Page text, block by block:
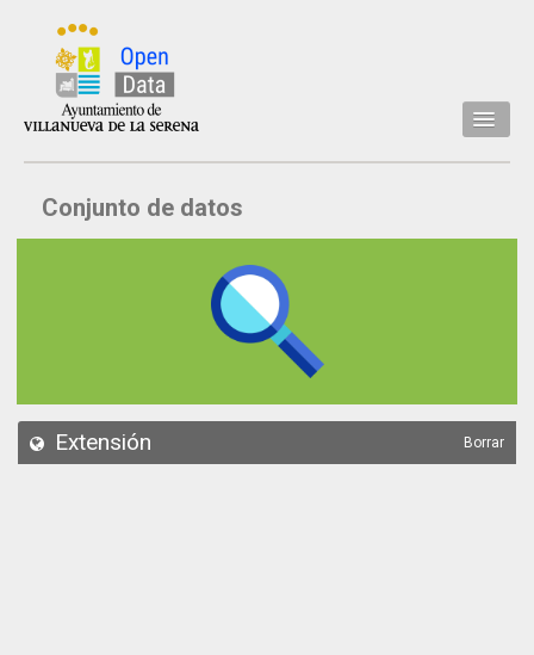
Inicio
Datos
API
Conjunto de datos
Extensión Borrar